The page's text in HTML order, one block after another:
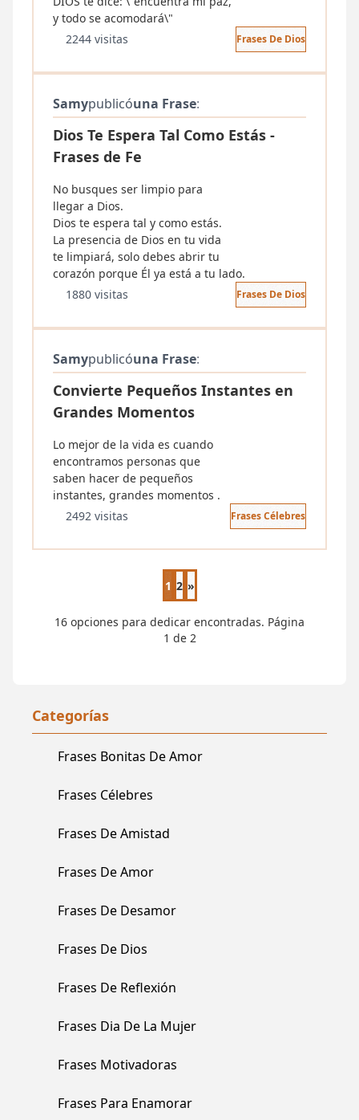
Categorías
Frases Bonitas De Amor
Frases Célebres
Frases De Amistad
Frases De Amor
Frases De Desamor
Frases De Dios
Frases De Reflexión
Frases Dia De La Mujer
Frases Motivadoras
Frases Para Enamorar
y todo se acomodará\"
2244 visitas
Frases De Dios
Samypublicóuna Frase:
Dios Te Espera Tal Como Estás -
Frases de Fe
No busques ser limpio para
llegar a Dios.
Dios te espera tal y como estás.
La presencia de Dios en tu vida
te limpiará, solo debes abrir tu
corazón porque Él ya está a tu lado.
1880 visitas
Frases De Dios
Samypublicóuna Frase:
Convierte Pequeños Instantes en
Grandes Momentos
Lo mejor de la vida es cuando
encontramos personas que
saben hacer de pequeños
instantes, grandes momentos .
2492 visitas
Frases Célebres
1 2 Página siguiente
»
16 opciones para dedicar encontradas. Página
1 de 2